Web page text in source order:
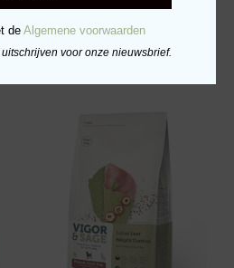
TOEVOEGEN AAN
WINKELWAGEN
deAlgemene voorwaarden
voor onze nieuwsbrief.